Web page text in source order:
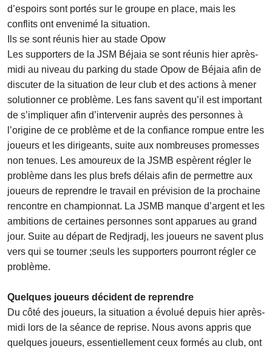
d’espoirs sont portés sur le groupe en place, mais les
conflits ont envenimé la situation.
Ils se sont réunis hier au stade Opow
Les supporters de la JSM Béjaia se sont réunis hier après-
midi au niveau du parking du stade Opow de Béjaia afin de
discuter de la situation de leur club et des actions à mener
solutionner ce problème. Les fans savent qu’il est important
de s’impliquer afin d’intervenir auprès des personnes à
l’origine de ce problème et de la confiance rompue entre les
joueurs et les dirigeants, suite aux nombreuses promesses
non tenues. Les amoureux de la JSMB espèrent régler le
problème dans les plus brefs délais afin de permettre aux
joueurs de reprendre le travail en prévision de la prochaine
rencontre en championnat. La JSMB manque d’argent et les
ambitions de certaines personnes sont apparues au grand
jour. Suite au départ de Redjradj, les joueurs ne savent plus
vers qui se tourner ;seuls les supporters pourront régler ce
problème.
Quelques joueurs décident de reprendre
Du côté des joueurs, la situation a évolué depuis hier après-
midi lors de la séance de reprise. Nous avons appris que
quelques joueurs, essentiellement ceux formés au club, ont